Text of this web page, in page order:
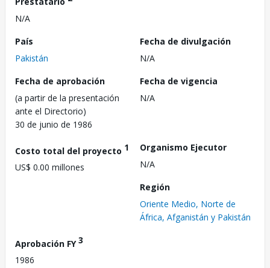
N/A
País
Pakistán
Fecha de divulgación
N/A
Fecha de aprobación
(a partir de la presentación
ante el Directorio)
30 de junio de 1986
Fecha de vigencia
N/A
Costo total del proyecto 1
US$ 0.00 millones
Organismo Ejecutor
N/A
Región
Oriente Medio, Norte de
África, Afganistán y Pakistán
Aprobación FY3
1986